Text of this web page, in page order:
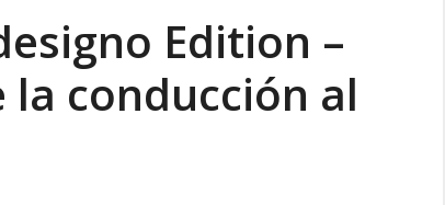
Edition –
conducción al